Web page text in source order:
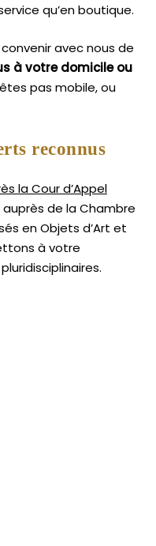
qu’en boutique.
avec nous de
à votre domicile ou
pas mobile, ou
reconnus
la Cour d’Appel
auprès de laChambre
en Objets d’Art et
à votre